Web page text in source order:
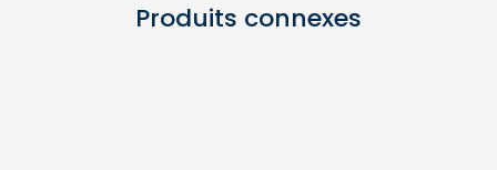
Produits connexes